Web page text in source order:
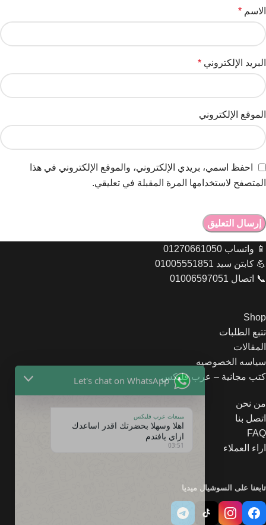
الاسم *
البريد الإلكتروني *
الموقع الإلكتروني
احفظ اسمي، بريدي الإلكتروني، والموقع الإلكتروني في هذا
المتصفح لاستخدامها المرة المقبلة في تعليقي.
📱 واتساب 01270661050
💪 كابتن سيد 01005551851
📞 اتصال 01006597051
Shop
تتبع الطلبات
المقالات
سياسه الخصوصيه
كتب مجانية – عرب فليكس
من نحن
اتصل بنا
FAQ
اراء العملاء
تابعنا على السوشيال ميديا
مبيعات عرب فليكس
ازاي يافندم
03:51